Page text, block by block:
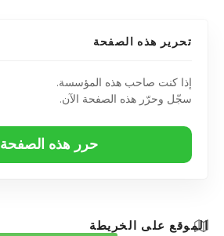
تحرير هذه الصفحة
إذا كنت صاحب هذه المؤسسة.
سجّل وحرّر هذه الصفحة الآن.
حرر هذه الصفحة
الموقع على الخريطة